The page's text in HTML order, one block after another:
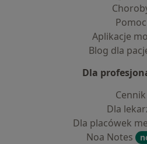
Pomoc
Aplikacje
Blog dla
Dla
Cennik
Dla
Dla placówek
Noa Notes